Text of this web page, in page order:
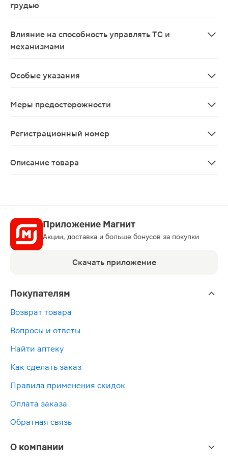
грудью
Влияние на способность управлять ТС и
механизмами
Особые указания
Меры предосторожности
Регистрационный номер
Описание товара
Приложение Магнит
Акции, доставка и больше бонусов за покупки
Скачать приложение
Покупателям
Возврат товара
Вопросы и ответы
Найти аптеку
Как сделать заказ
Правила применения скидок
Оплата заказа
Обратная связь
О компании